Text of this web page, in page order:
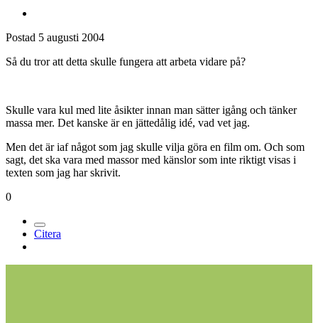
Postad 5 augusti 2004
Så du tror att detta skulle fungera att arbeta vidare på?
Skulle vara kul med lite åsikter innan man sätter igång och tänker
massa mer. Det kanske är en jättedålig idé, vad vet jag.
Men det är iaf något som jag skulle vilja göra en film om. Och som
sagt, det ska vara med massor med känslor som inte riktigt visas i
texten som jag har skrivit.
0
Citera